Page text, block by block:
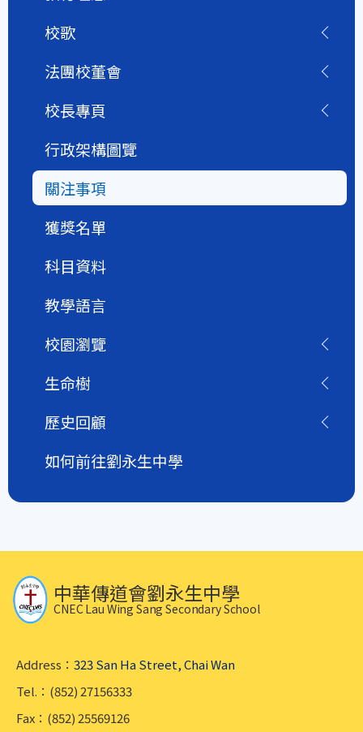
校歌
法團校董會
校長專頁
行政架構圖覽
關注事項
獲獎名單
科目資料
教學語言
校園瀏覽
生命樹
歷史回顧
如何前往劉永生中學
中華傳道會劉永生中學
CNEC Lau Wing Sang Secondary School
Address： 323 San Ha Street, Chai Wan
Tel.：(852) 27156333
Fax：(852) 25569126